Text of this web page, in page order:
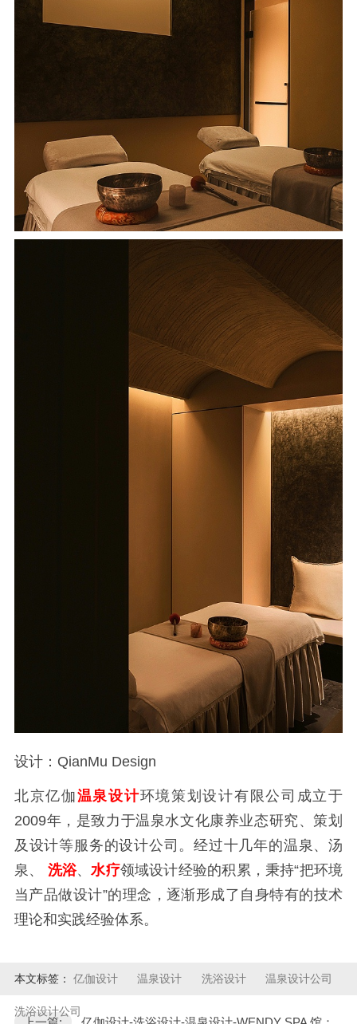
设计：QianMu Design
北京亿伽温泉设计环境策划设计有限公司成立于
2009年，是致力于温泉水文化康养业态研究、策划
及设计等服务的设计公司。经过十几年的温泉、汤
泉、
洗浴、水疗领域设计经验的积累，秉持“把环境
当产品做设计”的理念，逐渐形成了自身特有的技术
理论和实践经验体系。
本文标签： 亿伽设计 温泉设计 洗浴设计 温泉设计公司
洗浴设计公司